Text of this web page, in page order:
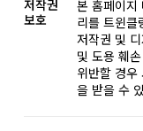
저작권
보호
본 홈페이지
리를 트윈클
저작권 및
및 도용 훼
위반할 경우
을 받을 수